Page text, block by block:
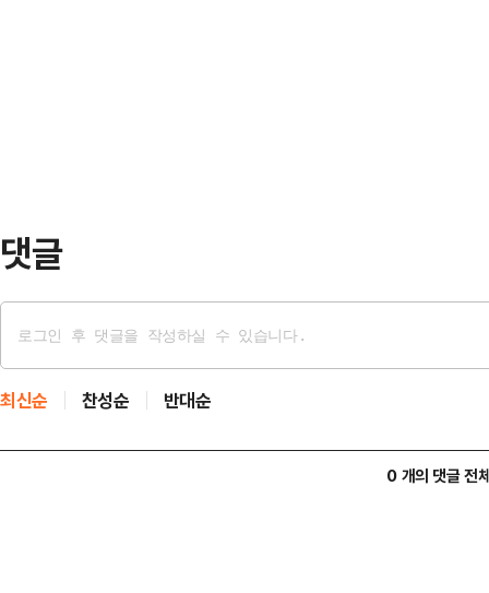
댓글
최신순 찬성순 반대순
0 개의 댓글 전